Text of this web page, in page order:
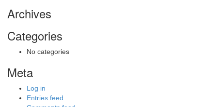
Archives
Categories
No categories
Meta
Log in
Entries feed